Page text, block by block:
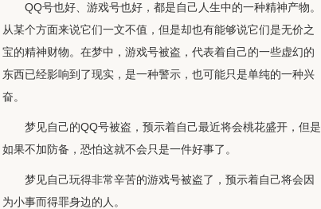
QQ号也好、游戏号也好，都是自己人生中的一种精神产物。
从某个方面来说它们一文不值，但是却也有能够说它们是无价之
宝的精神财物。在梦中，游戏号被盗，代表着自己的一些虚幻的
东西已经影响到了现实，是一种警示，也可能只是单纯的一种兴
奋。
梦见自己的QQ号被盗，预示着自己最近将会桃花盛开，但是
如果不加防备，恐怕这就不会只是一件好事了。
梦见自己玩得非常辛苦的游戏号被盗了，预示着自己将会因
为小事而得罪身边的人。